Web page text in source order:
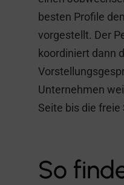
besten Profile
vorgestellt. Der
koordiniert dann
Unternehmen
Seite bis die
So